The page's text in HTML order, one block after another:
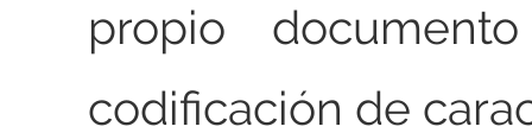
propio
codificación de